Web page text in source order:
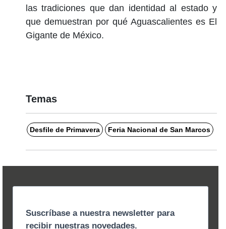
las tradiciones que dan identidad al estado y
que demuestran por qué Aguascalientes es El
Gigante de México.
Temas
Desfile de Primavera Feria Nacional de San Marcos